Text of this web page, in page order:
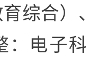
综合
：电子